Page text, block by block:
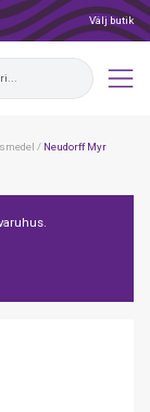
Välj butik
/ Neudorff Myr